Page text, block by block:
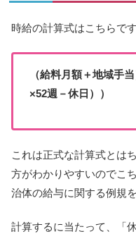
時給の計算式はこちらです
（給料月額＋地域手
×52週－休日））
これは正式な計算式とは
方がわかりやすいのでこ
治体の給与に関する例規
計算するに当たって、「